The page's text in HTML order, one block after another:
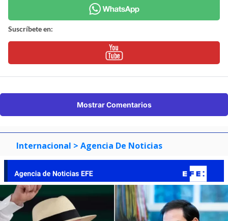
Suscríbete en:
Mostrar Comentarios
Internacional > Agencia De Noticias